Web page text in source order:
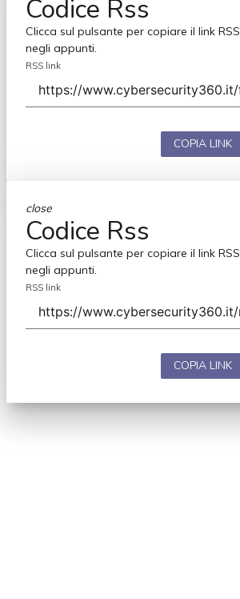
Codice Rss
Clicca sul pulsante per copiare il link RSS
negli appunti.
RSS link
COPIA LINK
close
Codice Rss
Clicca sul pulsante per copiare il link RSS
negli appunti.
RSS link
COPIA LINK